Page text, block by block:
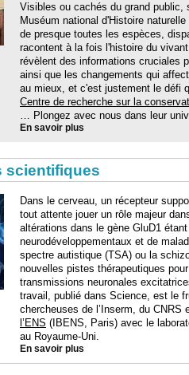
Visibles ou cachés du grand
Muséum national d'Histoire
de presque toutes les espèces,
racontent à la fois l'histoire du
révèlent des informations cruciales
ainsi que les changements qui
au mieux, et c'est justement le défi
Centre de recherche sur la
… Plongez avec nous dans leur
En savoir plus
scientifiques
Dans le cerveau, un récepteur
tout attente jouer un rôle majeur
altérations dans le gène GluD1
neurodéveloppementaux et de
spectre autistique (TSA) ou la
nouvelles pistes thérapeutiques
transmissions neuronales
travail, publié dans Science, est le
chercheuses de l’Inserm, du CNRS
l’ENS (IBENS, Paris) avec le
au Royaume-Uni.
En savoir plus